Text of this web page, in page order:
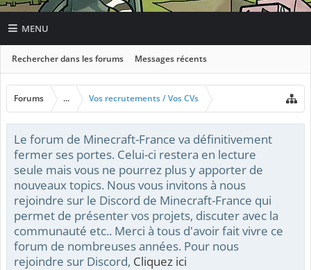
MENU
Rechercher dans les forums Messages récents
Forums ... Vos recrutements / Vos CVs
Le forum de Minecraft-France va définitivement
fermer ses portes. Celui-ci restera en lecture
seule mais vous ne pourrez plus y apporter de
nouveaux topics. Nous vous invitons à nous
rejoindre sur le Discord de Minecraft-France qui
permet de présenter vos projets, discuter avec la
communauté etc.. Merci à tous d'avoir fait vivre ce
forum de nombreuses années. Pour nous
rejoindre sur Discord, Cliquez ici